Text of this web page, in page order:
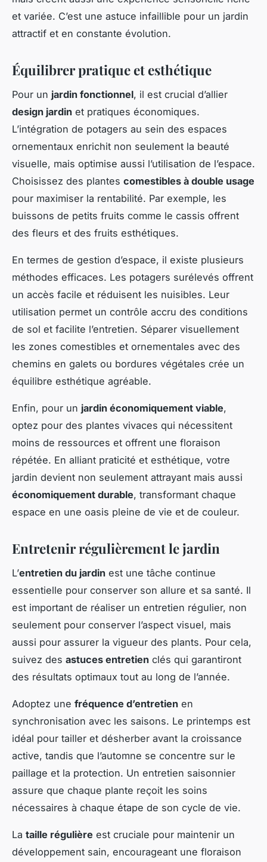
et variée. C’est une astuce infaillible pour un jardin
attractif et en constante évolution.
Équilibrer pratique et esthétique
Pour un jardin fonctionnel, il est crucial d’allier
design jardin et pratiques économiques.
L’intégration de potagers au sein des espaces
ornementaux enrichit non seulement la beauté
visuelle, mais optimise aussi l’utilisation de l’espace.
Choisissez des plantes comestibles à double usage
pour maximiser la rentabilité. Par exemple, les
buissons de petits fruits comme le cassis offrent
des fleurs et des fruits esthétiques.
En termes de gestion d’espace, il existe plusieurs
méthodes efficaces. Les potagers surélevés offrent
un accès facile et réduisent les nuisibles. Leur
utilisation permet un contrôle accru des conditions
de sol et facilite l’entretien. Séparer visuellement
les zones comestibles et ornementales avec des
chemins en galets ou bordures végétales crée un
équilibre esthétique agréable.
Enfin, pour un jardin économiquement viable,
optez pour des plantes vivaces qui nécessitent
moins de ressources et offrent une floraison
répétée. En alliant praticité et esthétique, votre
jardin devient non seulement attrayant mais aussi
économiquement durable, transformant chaque
espace en une oasis pleine de vie et de couleur.
Entretenir régulièrement le jardin
L’entretien du jardin est une tâche continue
essentielle pour conserver son allure et sa santé. Il
est important de réaliser un entretien régulier, non
seulement pour conserver l’aspect visuel, mais
aussi pour assurer la vigueur des plants. Pour cela,
suivez des astuces entretien clés qui garantiront
des résultats optimaux tout au long de l’année.
Adoptez une fréquence d’entretien en
synchronisation avec les saisons. Le printemps est
idéal pour tailler et désherber avant la croissance
active, tandis que l’automne se concentre sur le
paillage et la protection. Un entretien saisonnier
assure que chaque plante reçoit les soins
nécessaires à chaque étape de son cycle de vie.
La taille régulière est cruciale pour maintenir un
développement sain, encourageant une floraison